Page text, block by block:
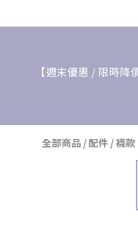
【週末優惠 / 限時降
全部商品 /配件 /襪款